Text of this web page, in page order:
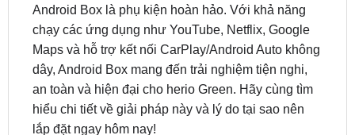
Maps và hỗ trợ kết nối CarPlay/Android Auto không
dây, Android Box mang đến trải nghiệm tiện nghi,
an toàn và hiện đại cho herio Green. Hãy cùng tìm
hiểu chi tiết về giải pháp này và lý do tại sao nên
lắp đặt ngay hôm nay!
Xem thêm: